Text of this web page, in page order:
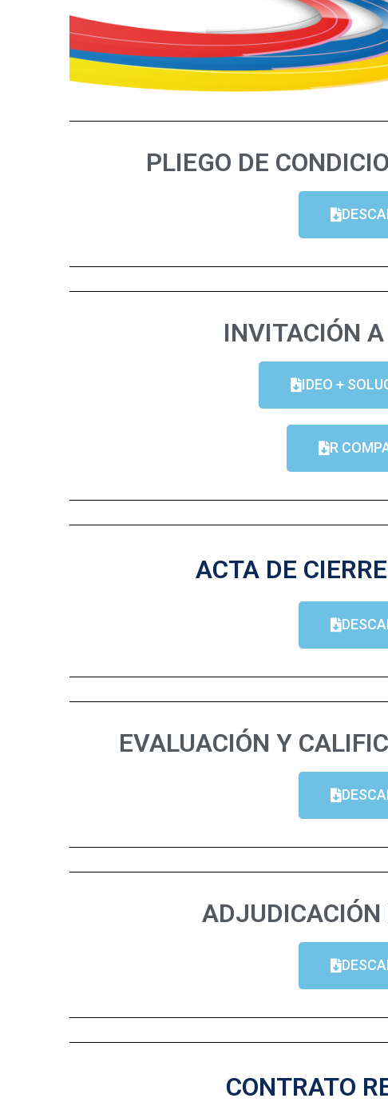
PLIEGO DE
INVITACIÓN
IDEO +
R
ACTA DE
EVALUACIÓN Y
CONTRATO